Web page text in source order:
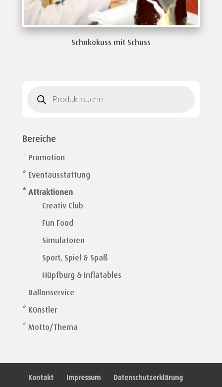
Schokokuss mit Schuss
search
Bereiche
* Promotion
* Eventausstattung
* Attraktionen
Creativ Club
Fun Food
Simulatoren
Sport, Spiel & Spaß
Hüpfburg & Inflatables
* Ballonservice
* Künstler
* Motto/Thema
Kontakt Impressum Datenschutzerklärung